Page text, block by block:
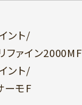
ント/
ファイン2000MF
ント/
ーモF